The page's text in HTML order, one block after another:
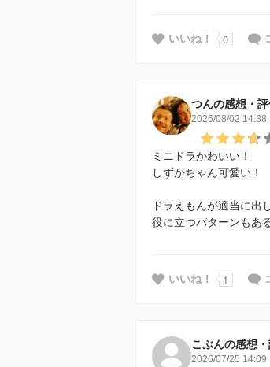
いいね！ 0
つんの感想・
2026/08/02 14:38
ミニドラかわいい！
しずかちゃん可愛い！
ドラえもんが適当に出
役に立つパターンもあ
いいね！ 1
こぶんの感想
2026/07/25 14:09